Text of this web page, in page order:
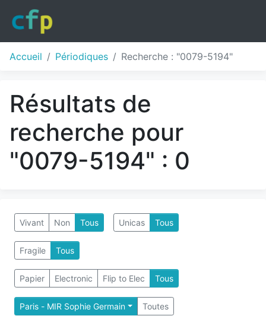
Accueil Périodiques Recherche : "0079-5194"
Résultats de
recherche pour
"0079-5194" : 0
Vivant Non Tous Unicas Tous
Fragile Tous
Papier Electronic Flip to Elec Tous
Paris - MIR Sophie Germain Toutes